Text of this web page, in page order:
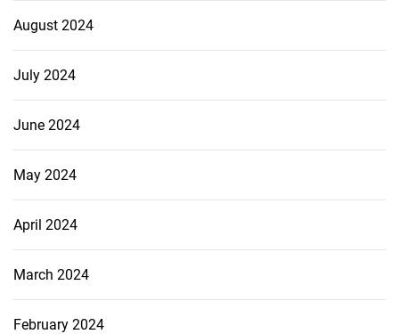
August 2024
July 2024
June 2024
May 2024
April 2024
March 2024
February 2024